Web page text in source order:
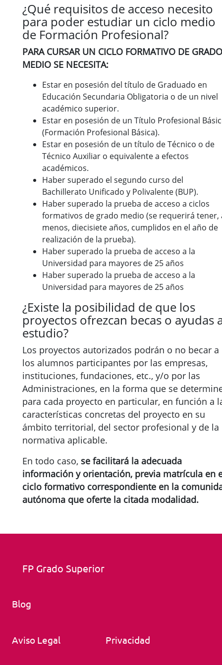
¿Qué requisitos de acceso necesito
para poder estudiar un ciclo medio
de Formación Profesional?
PARA CURSAR UN CICLO FORMATIVO DE GRADO
MEDIO SE NECESITA:
Estar en posesión del título de Graduado en
Educación Secundaria Obligatoria o de un nivel
académico superior.
Estar en posesión de un Título Profesional
(Formación Profesional Básica).
Estar en posesión de un título de Técnico o de
Técnico Auxiliar o equivalente a efectos
académicos.
Haber superado el segundo curso del
Bachillerato Unificado y Polivalente (BUP).
Haber superado la prueba de acceso a ciclos
formativos de grado medio (se requerirá tener,
menos, diecisiete años, cumplidos en el año de
realización de la prueba).
Haber superado la prueba de acceso a la
Universidad para mayores de 25 años
Haber superado la prueba de acceso a la
Universidad para mayores de 25 años
¿Existe la posibilidad de que los
proyectos ofrezcan becas o ayudas
estudio?
Los proyectos autorizados podrán o no becar a
los alumnos participantes por las empresas,
instituciones, fundaciones, etc., y/o por las
Administraciones, en la forma que se
para cada proyecto en particular, en función a
características concretas del proyecto en su
ámbito territorial, del sector profesional y de la
normativa aplicable.
En todo caso, se facilitará la adecuada
información y orientación, previa matrícula en
ciclo formativo correspondiente en la
autónoma que oferte la citada modalidad.
FP Grado Superior
Blog
Aviso Legal Privacidad